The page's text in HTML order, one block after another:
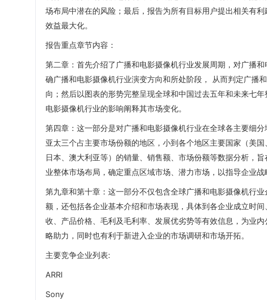
场布局中潜在的风险；最后，报告为所有目标用户提出相关有
效益最大化。
报告重点章节内容：
第二章：首先介绍了广播和电影摄像机行业发展周期，对广播
确广播和电影摄像机行业演变方向和所处阶段， 从而判定广播
向；然后以图表的形势完整呈现全球和中国过去五年和未来七
电影摄像机行业的影响阐释其市场变化。
第四章：这一部分是对广播和电影摄像机行业在全球各主要细
亚太三个占主要市场份额的地区，小到各个地区主要国家（美
日本、澳大利亚等）的销量、销售额、市场份额等数据分析，
业整体市场布局，确定重点区域市场、潜力市场，以指导企业战
第九章和第十章：这一部分不仅包含全球广播和电影摄像机行
额，还包括各企业基本介绍和市场表现，具体到各企业成立时
收、产品价格、毛利及毛利率、发展优劣势等有效信息，为业
略助力，同时也有利于新进入企业的市场调研和市场开拓。
主要竞争企业列表:
ARRI
Sony